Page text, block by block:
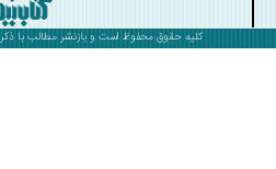
کلیه حقوق محفوظ است و بازنشر مطالب با ذکرکتاب نیوز